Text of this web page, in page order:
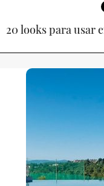
20 looks para usar